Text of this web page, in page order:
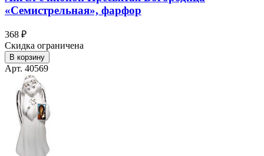
«Семистрельная», фарфор
368 ₽
Скидка ограничена
В корзину
Арт. 40569